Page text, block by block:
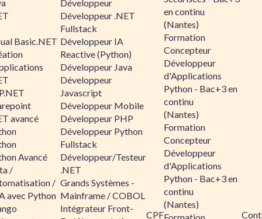
Basic.NET
avancé
Avancé
/
/
avec Python
Développeur
Développeur .NET
Fullstack
Développeur IA
Reactive (Python)
Développeur Java
Développeur
Javascript
Développeur Mobile
Développeur PHP
Développeur Python
Fullstack
Développeur/Testeur
.NET
Grands Systèmes -
Mainframe / COBOL
Intégrateur Front-
CPF
en continu
(Nantes)
Formation
Concepteur
Développeur
d'Applications
Python - Bac+3 en
continu
(Nantes)
Formation
Concepteur
Développeur
d'Applications
Python - Bac+3 en
continu
(Nantes)